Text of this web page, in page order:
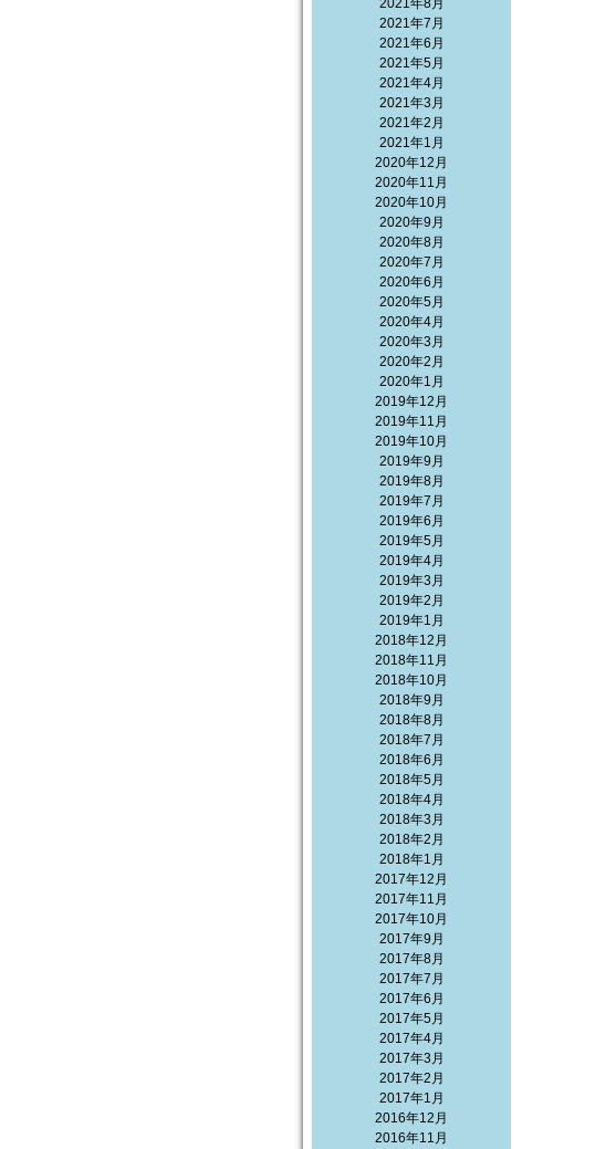
2021年8月
2021年7月
2021年6月
2021年5月
2021年4月
2021年3月
2021年2月
2021年1月
2020年12月
2020年11月
2020年10月
2020年9月
2020年8月
2020年7月
2020年6月
2020年5月
2020年4月
2020年3月
2020年2月
2020年1月
2019年12月
2019年11月
2019年10月
2019年9月
2019年8月
2019年7月
2019年6月
2019年5月
2019年4月
2019年3月
2019年2月
2019年1月
2018年12月
2018年11月
2018年10月
2018年9月
2018年8月
2018年7月
2018年6月
2018年5月
2018年4月
2018年3月
2018年2月
2018年1月
2017年12月
2017年11月
2017年10月
2017年9月
2017年8月
2017年7月
2017年6月
2017年5月
2017年4月
2017年3月
2017年2月
2017年1月
2016年12月
2016年11月